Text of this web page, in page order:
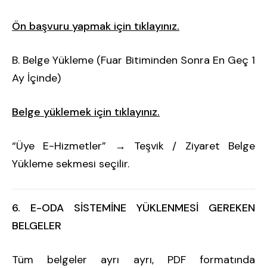
Ön başvuru yapmak için tıklayınız.
B. Belge Yükleme (Fuar Bitiminden Sonra En Geç 1
Ay İçinde)
Belge yüklemek için tıklayınız.
“Üye E-Hizmetler” → Teşvik / Ziyaret Belge
Yükleme sekmesi seçilir.
6. E-ODA SİSTEMİNE YÜKLENMESİ GEREKEN
BELGELER
Tüm belgeler ayrı ayrı, PDF formatında